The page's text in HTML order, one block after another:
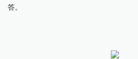
答。